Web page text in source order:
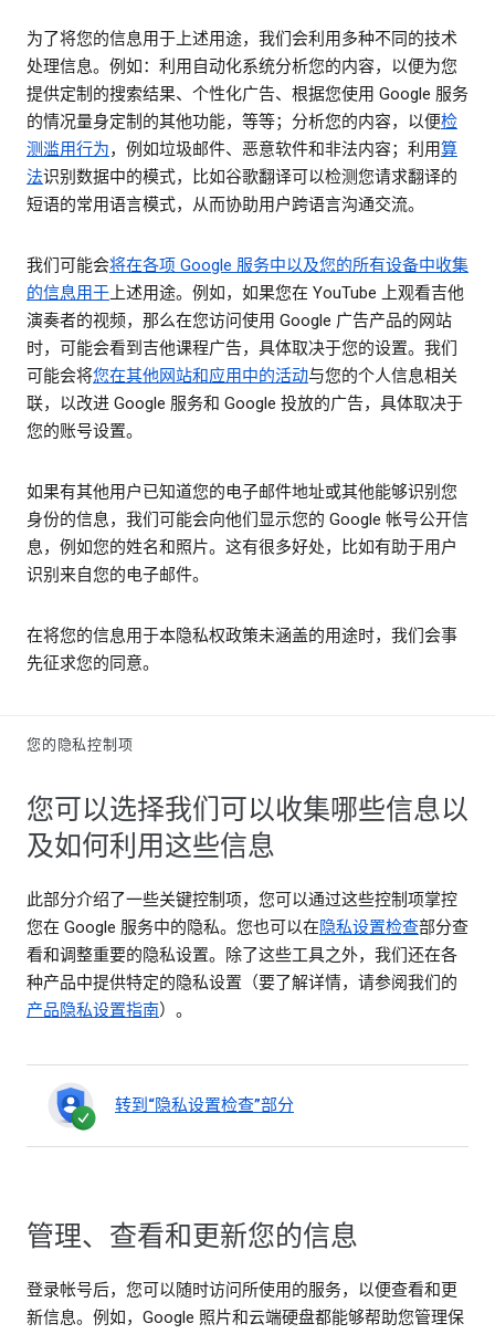
为了将您的信息用于上述用途，我们会利用多种不同的技术
处理信息。例如：利用自动化系统分析您的内容，以便为您
提供定制的搜索结果、个性化广告、根据您使用 Google 服务
的情况量身定制的其他功能，等等；分析您的内容，以便检
测滥用行为，例如垃圾邮件、恶意软件和非法内容；利用算
法识别数据中的模式，比如谷歌翻译可以检测您请求翻译的
短语的常用语言模式，从而协助用户跨语言沟通交流。
我们可能会将在各项 Google 服务中以及您的所有设备中收集
的信息用于上述用途。例如，如果您在 YouTube 上观看吉他
演奏者的视频，那么在您访问使用 Google 广告产品的网站
时，可能会看到吉他课程广告，具体取决于您的设置。我们
可能会将您在其他网站和应用中的活动与您的个人信息相关
联，以改进 Google 服务和 Google 投放的广告，具体取决于
您的账号设置。
如果有其他用户已知道您的电子邮件地址或其他能够识别您
身份的信息，我们可能会向他们显示您的 Google 帐号公开信
息，例如您的姓名和照片。这有很多好处，比如有助于用户
识别来自您的电子邮件。
在将您的信息用于本隐私权政策未涵盖的用途时，我们会事
先征求您的同意。
您的隐私控制项
您可以选择我们可以收集哪些信息以
及如何利用这些信息
此部分介绍了一些关键控制项，您可以通过这些控制项掌控
您在 Google 服务中的隐私。您也可以在隐私设置检查部分查
看和调整重要的隐私设置。除了这些工具之外，我们还在各
种产品中提供特定的隐私设置（要了解详情，请参阅我们的
产品隐私设置指南）。
转到“隐私设置检查”部分
管理、查看和更新您的信息
登录帐号后，您可以随时访问所使用的服务，以便查看和更
新信息。例如，Google 照片和云端硬盘都能够帮助您管理保